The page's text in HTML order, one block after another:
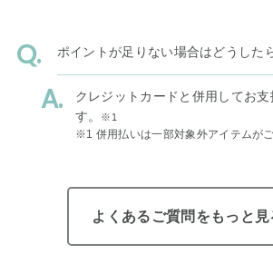
ポイントが足りない場合はどうした
クレジットカードと併用してお支
す。
※1
※1 併用払いは一部対象外アイテムが
よくあるご質問をもっと見